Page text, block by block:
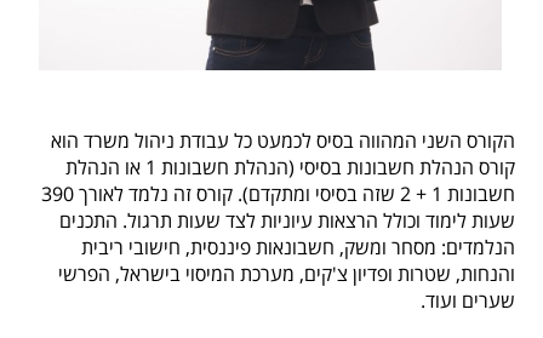
הקורס השני המהווה בסיס לכמעט כל עבודת ניהול משרד הוא
קורס הנהלת חשבונות בסיסי (הנהלת חשבונות 1 או הנהלת
חשבונות 1 + 2 שזה בסיסי ומתקדם). קורס זה נלמד לאורך 390
שעות לימוד וכולל הרצאות עיוניות לצד שעות תרגול. התכנים
הנלמדים: מסחר ומשק, חשבונאות פיננסית, חישובי ריבית
והנחות, שטרות ופדיון צ'קים, מערכת המיסוי בישראל, הפרשי
שערים ועוד.